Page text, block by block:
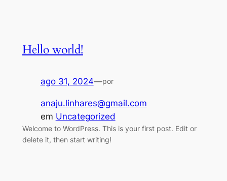
Hello world!
ago 31, 2024—por
anaju.linhares@gmail.com
em Uncategorized
Welcome to WordPress. This is your first post. Edit or
delete it, then start writing!